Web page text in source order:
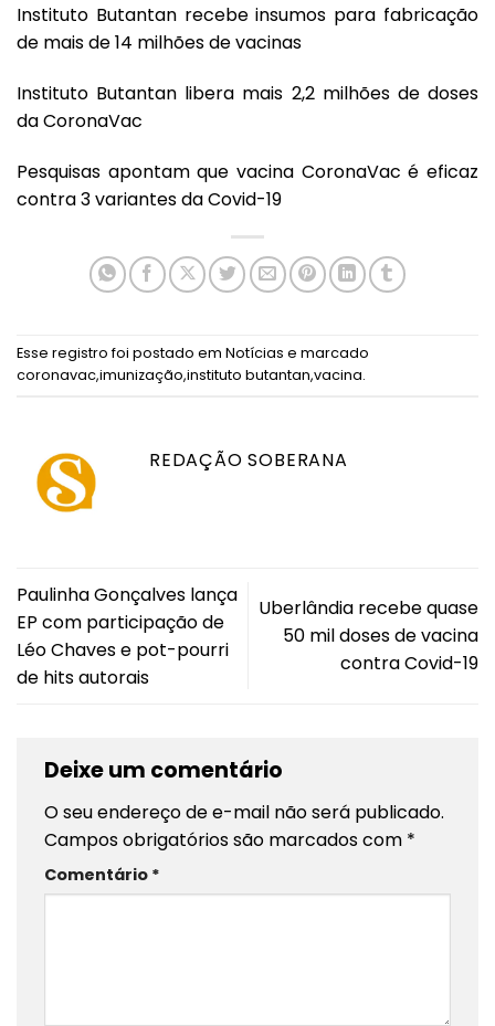
Instituto Butantan recebe insumos para fabricação
de mais de 14 milhões de vacinas
Instituto Butantan libera mais 2,2 milhões de doses
da CoronaVac
Pesquisas apontam que vacina CoronaVac é eficaz
contra 3 variantes da Covid-19
Esse registro foi postado em Notícias e marcado
coronavac,imunização,instituto butantan,vacina.
REDAÇÃO SOBERANA
Paulinha Gonçalves lança
EP com participação de
Léo Chaves e pot-pourri
de hits autorais
Uberlândia recebe quase
50 mil doses de vacina
contra Covid-19
Deixe um comentário
O seu endereço de e-mail não será publicado.
Campos obrigatórios são marcados com *
Comentário *